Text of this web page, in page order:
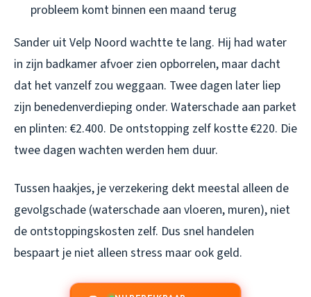
probleem komt binnen een maand terug
Sander uit Velp Noord wachtte te lang. Hij had water
in zijn badkamer afvoer zien opborrelen, maar dacht
dat het vanzelf zou weggaan. Twee dagen later liep
zijn benedenverdieping onder. Waterschade aan parket
en plinten: €2.400. De ontstopping zelf kostte €220. Die
twee dagen wachten werden hem duur.
Tussen haakjes, je verzekering dekt meestal alleen de
gevolgschade (waterschade aan vloeren, muren), niet
de ontstoppingskosten zelf. Dus snel handelen
bespaart je niet alleen stress maar ook geld.